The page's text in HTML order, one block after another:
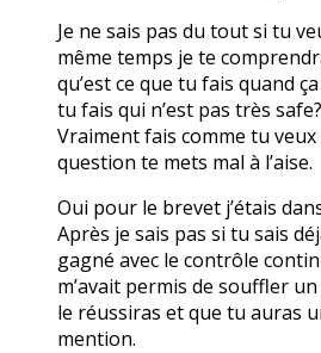
Je ne sais pas du tout si tu
même temps je te
qu’est ce que tu fais quand
tu fais qui n’est pas très safe?
Vraiment fais comme tu
question te mets mal à l’aise.
Oui pour le brevet j’étais
Après je sais pas si tu sais
gagné avec le contrôle
m’avait permis de souffler
le réussiras et que tu auras
mention.